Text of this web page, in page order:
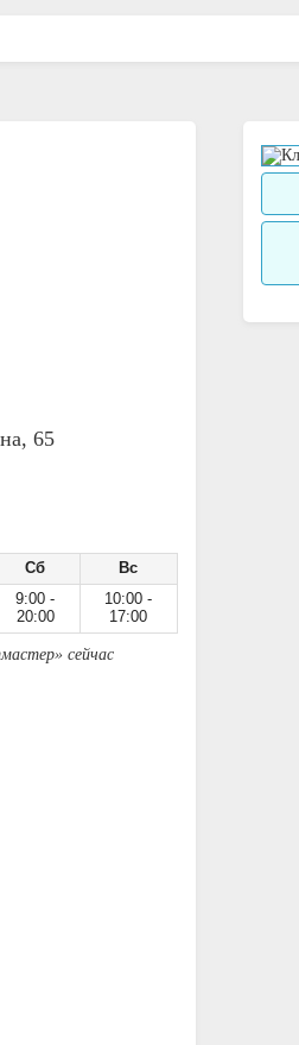
65
Сб
Вс
9:00 -
20:00
10:00 -
17:00
сейчас